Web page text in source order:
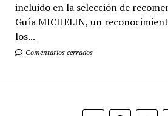
incluido en la selección de
Guía MICHELIN, un
los...
Comentarios cerrados